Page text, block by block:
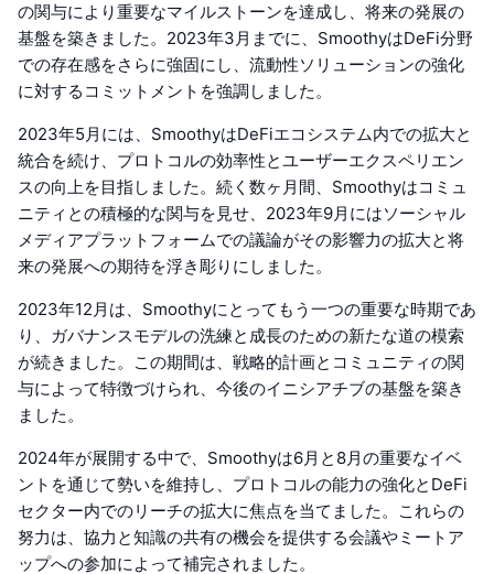
の関与により重要なマイルストーンを達成し、将来の発展の
基盤を築きました。2023年3月までに、SmoothyはDeFi分野
での存在感をさらに強固にし、流動性ソリューションの強化
に対するコミットメントを強調しました。
2023年5月には、SmoothyはDeFiエコシステム内での拡大と
統合を続け、プロトコルの効率性とユーザーエクスペリエン
スの向上を目指しました。続く数ヶ月間、Smoothyはコミュ
ニティとの積極的な関与を見せ、2023年9月にはソーシャル
メディアプラットフォームでの議論がその影響力の拡大と将
来の発展への期待を浮き彫りにしました。
2023年12月は、Smoothyにとってもう一つの重要な時期であ
り、ガバナンスモデルの洗練と成長のための新たな道の模索
が続きました。この期間は、戦略的計画とコミュニティの関
与によって特徴づけられ、今後のイニシアチブの基盤を築き
ました。
2024年が展開する中で、Smoothyは6月と8月の重要なイベ
ントを通じて勢いを維持し、プロトコルの能力の強化とDeFi
セクター内でのリーチの拡大に焦点を当てました。これらの
努力は、協力と知識の共有の機会を提供する会議やミートア
ップへの参加によって補完されました。